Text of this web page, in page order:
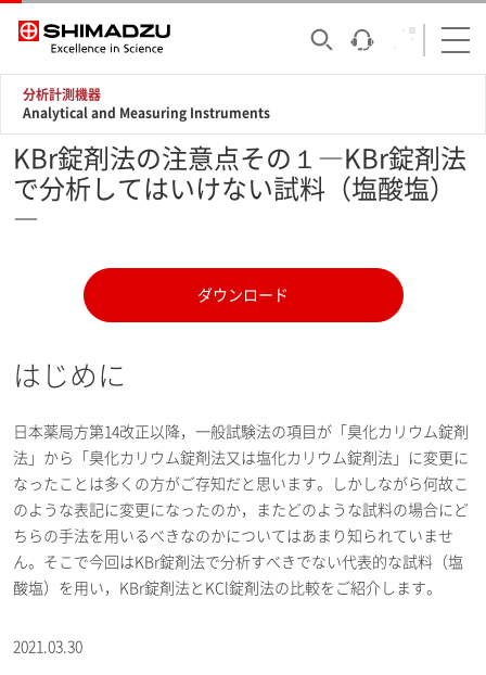
分析計測機器
Analytical and Measuring Instruments
KBr錠剤法の注意点その１―KBr錠剤法
で分析してはいけない試料（塩酸塩）
―
ダウンロード
はじめに
日本薬局方第14改正以降，一般試験法の項目が「臭化カリウム錠剤
法」から「臭化カリウム錠剤法又は塩化カリウム錠剤法」に変更に
なったことは多くの方がご存知だと思います。しかしながら何故こ
のような表記に変更になったのか，またどのような試料の場合にど
ちらの手法を用いるべきなのかについてはあまり知られていませ
ん。そこで今回はKBr錠剤法で分析すべきでない代表的な試料（塩
酸塩）を用い，KBr錠剤法とKCl錠剤法の比較をご紹介します。
2021.03.30